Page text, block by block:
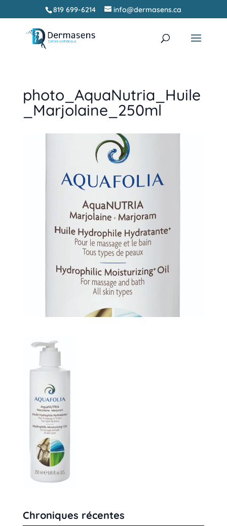
819 699-6214 info@dermasens.ca
photo_AquaNutria_Huile
_Marjolaine_250ml
Chroniques récentes